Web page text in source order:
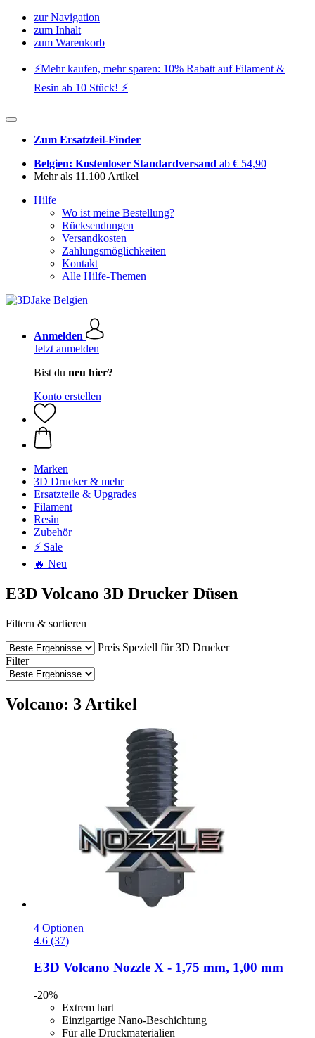
zur Navigation
zum Inhalt
zum Warenkorb
⚡️Mehr kaufen, mehr sparen: 10% Rabatt auf Filament &
Resin ab 10 Stück! ⚡️
Zum Ersatzteil-Finder
Belgien: Kostenloser Standardversand ab € 54,90
Mehr als 11.100 Artikel
Hilfe
Wo ist meine Bestellung?
Rücksendungen
Versandkosten
Zahlungsmöglichkeiten
Kontakt
Alle Hilfe-Themen
Anmelden
Jetzt anmelden
Bist du neu hier?
Konto erstellen
Marken
3D Drucker & mehr
Ersatzteile & Upgrades
Filament
Resin
Zubehör
⚡ Sale
🔥 Neu
E3D Volcano 3D Drucker Düsen
Filtern & sortieren
Preis Speziell für 3D Drucker
Filter
Volcano: 3 Artikel
4 Optionen
4.6 (37)
E3D Volcano Nozzle X -​ 1,75 mm, 1,00 mm
-20%
Extrem hart
Einzigartige Nano-Beschichtung
Für alle Druckmaterialien